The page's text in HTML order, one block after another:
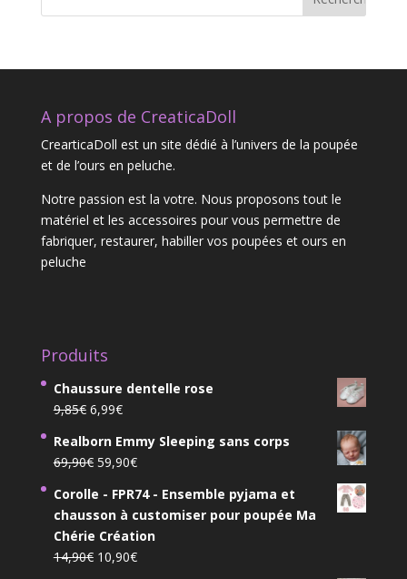
A propos de CreaticaDoll
CrearticaDoll est un site dédié à l’univers de la poupée
et de l’ours en peluche.
Notre passion est la votre. Nous proposons tout le
matériel et les accessoires pour vous permettre de
fabriquer, restaurer, habiller vos poupées et ours en
peluche
Produits
Chaussure dentelle rose
9,85€ Le
initial
était :
9,85€.
6,99€Le
actuel
est :
6,99€.
Realborn Emmy Sleeping sans corps
69,90€ Le
initial
était :
69,90€.
59,90€Le
actuel
est :
59,90€.
Corolle - FPR74 - Ensemble pyjama et
chausson à customiser pour poupée Ma
Chérie Création
14,90€ Le
10,90€Le